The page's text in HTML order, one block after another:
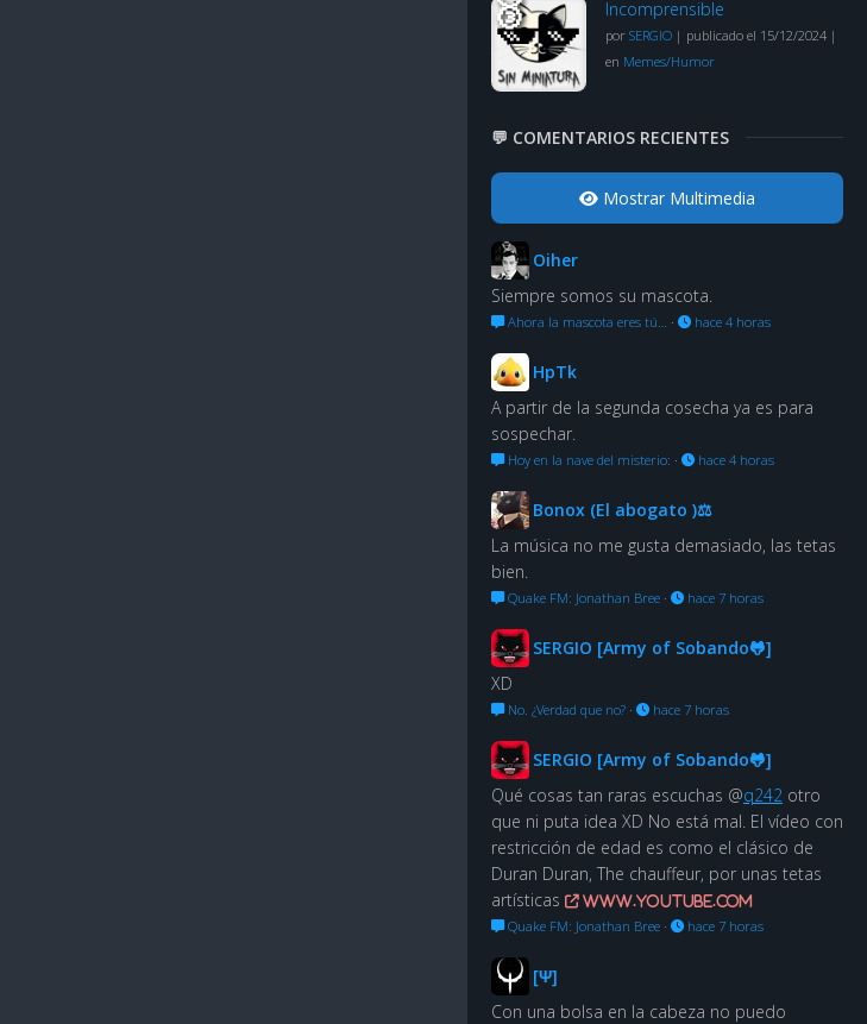
Incomprensible
por SERGIO | publicado el 15/12/2024 |
en Memes/Humor
💬 COMENTARIOS RECIENTES
Mostrar Multimedia
Oiher
Siempre somos su mascota.
Ahora la mascota eres tú… · hace 4 horas
HpTk
A partir de la segunda cosecha ya es para
sospechar.
Hoy en la nave del misterio: · hace 4 horas
Bonox (El abogato )⚖
La música no me gusta demasiado, las tetas
bien.
Quake FM: Jonathan Bree · hace 7 horas
SERGIO [Army of Sobando🐸]
XD
No. ¿Verdad que no? · hace 7 horas
SERGIO [Army of Sobando🐸]
Qué cosas tan raras escuchas @q242 otro
que ni puta idea XD No está mal. El vídeo con
restricción de edad es como el clásico de
Duran Duran, The chauffeur, por unas tetas
artísticas
www.youtube.com
Quake FM: Jonathan Bree · hace 7 horas
[Ψ]
Con una bolsa en la cabeza no puedo